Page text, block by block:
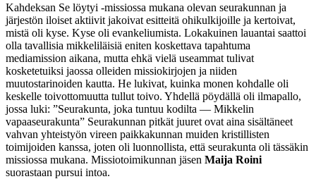
Kahdeksan Se löytyi -missiossa mukana olevan seurakunnan ja
järjestön iloiset aktiivit jakoivat esitteitä ohikulkijoille ja kertoivat,
mistä oli kyse. Kyse oli evankeliumista. Lokakuinen lauantai saattoi
olla tavallisia mikkeliläisiä eniten koskettava tapahtuma
mediamission aikana, mutta ehkä vielä useammat tulivat
kosketetuiksi jaossa olleiden missiokirjojen ja niiden
muutostarinoiden kautta. He lukivat, kuinka monen kohdalle oli
keskelle toivottomuutta tullut toivo. Yhdellä pöydällä oli ilmapallo,
jossa luki: ”Seurakunta, joka tuntuu kodilta — Mikkelin
vapaaseurakunta” Seurakunnan pitkät juuret ovat aina sisältäneet
vahvan yhteistyön vireen paikkakunnan muiden kristillisten
toimijoiden kanssa, joten oli luonnollista, että seurakunta oli tässäkin
missiossa mukana. Missiotoimikunnan jäsen Maija Roini
suorastaan pursui intoa.